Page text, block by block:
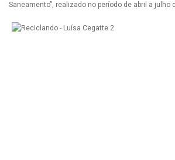
Saneamento”, realizado no período de abril a julho